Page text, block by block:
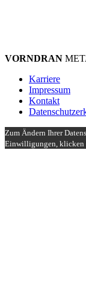
VORNDRAN
Karriere
Impressum
Kontakt
Zum Ändern Ihrer
Einwilligungen, klicken